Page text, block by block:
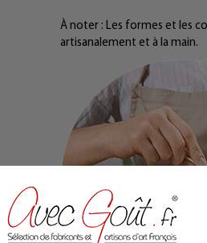
À noter : Les formes et les
artisanalement et à la main.